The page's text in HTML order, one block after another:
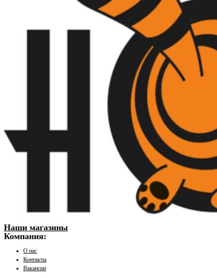
Наши магазины
Компания:
О нас
Контакты
Вакансии